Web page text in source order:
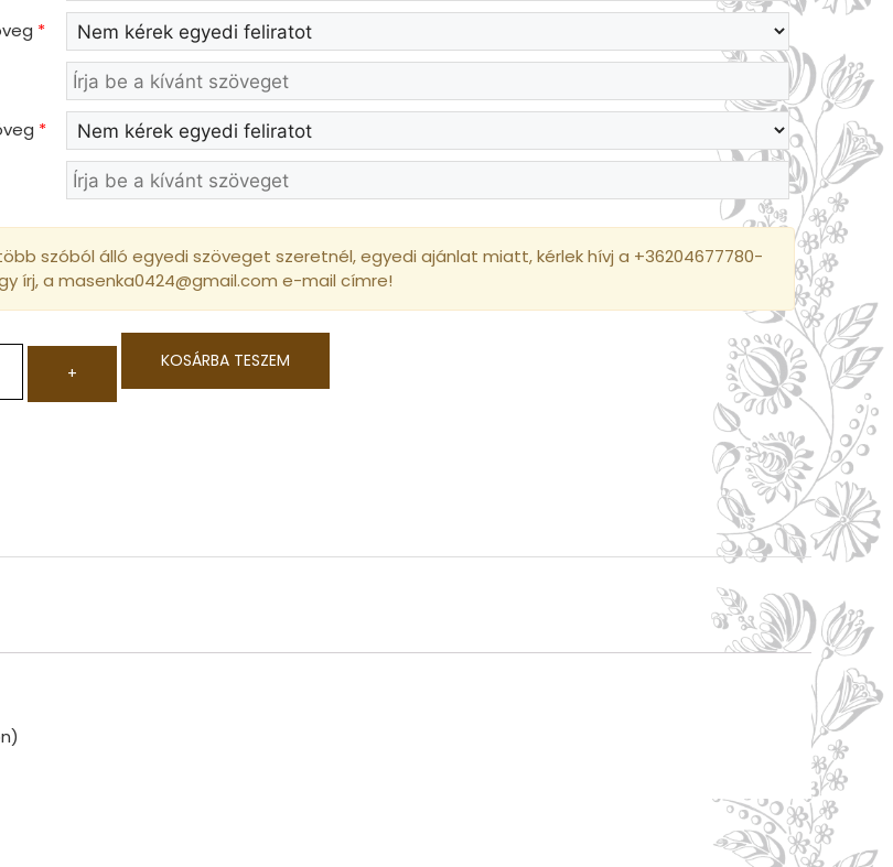
*
*
szóból álló egyedi szöveget szeretnél, egyedi ajánlat miatt, kérlek hívj a +36204677780-
írj, a masenka0424@gmail.com e-mail címre!
+
KOSÁRBA TESZEM